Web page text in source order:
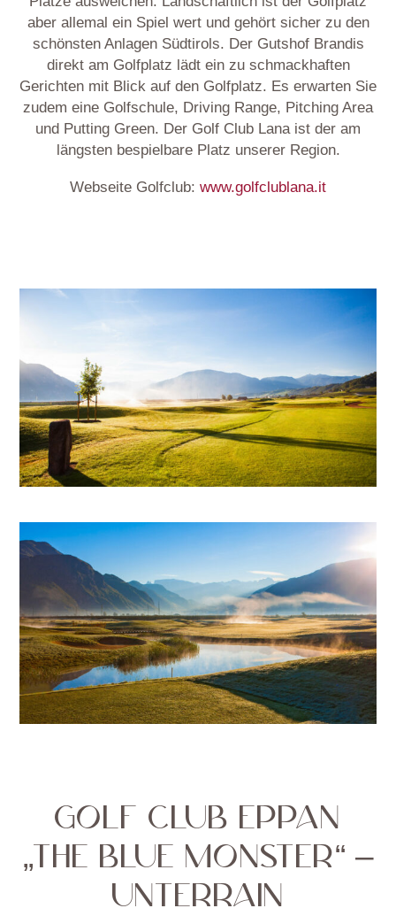
aber allemal ein Spiel wert und gehört sicher zu den
schönsten Anlagen Südtirols. Der Gutshof Brandis
direkt am Golfplatz lädt ein zu schmackhaften
Gerichten mit Blick auf den Golfplatz. Es erwarten Sie
zudem eine Golfschule, Driving Range, Pitching Area
und Putting Green. Der Golf Club Lana ist der am
längsten bespielbare Platz unserer Region.
Webseite Golfclub: www.golfclublana.it
GOLF CLUB EPPAN
„THE BLUE MONSTER“ –
UNTERRAIN